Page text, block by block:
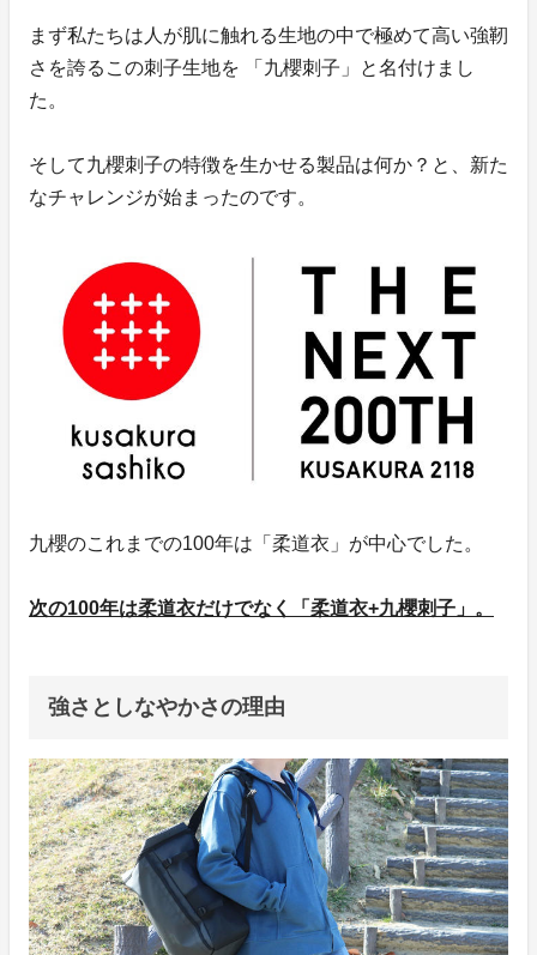
まず私たちは人が肌に触れる生地の中で極めて高い強靭
さを誇るこの刺子生地を 「九櫻刺子」と名付けまし
た。
そして九櫻刺子の特徴を生かせる製品は何か？と、新た
なチャレンジが始まったのです。
九櫻のこれまでの100年は「柔道衣」が中心でした。
次の100年は柔道衣だけでなく「柔道衣+九櫻刺子」。
強さとしなやかさの理由